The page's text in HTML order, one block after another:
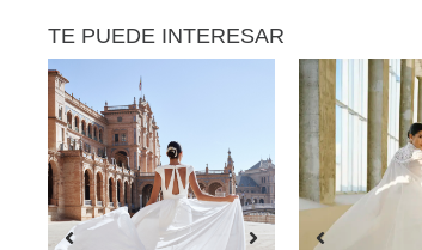
TE PUEDE INTERESAR